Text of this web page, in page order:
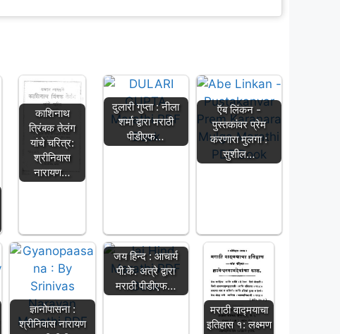
काशिनाथ
त्रिंबक तेलंग
यांचे चरित्र:
श्रीनिवास
नारायण…
दुलारी गुप्ता : नीला
शर्मा द्वारा मराठी
पीडीएफ…
ऍब लिंकन -
पुस्तकांवर प्रेम
करणारा मुलगा :
सुशील…
ज्ञानोपासना :
श्रीनिवास नारायण
जय हिन्द : आचार्य
पी.के. अत्रे द्वारा
मराठी पीडीएफ…
मराठी वाद्मयाचा
इतिहास १: लक्ष्मण